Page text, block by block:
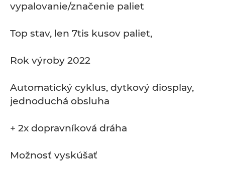
vypalovanie/značenie paliet
Top stav, len 7tis kusov paliet,
Rok výroby 2022
Automatický cyklus, dytkový diosplay,
jednoduchá obsluha
+ 2x dopravníková dráha
Možnosť vyskúšať